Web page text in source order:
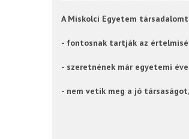
A Miskolci Egyetem
- fontosnak tartják az
- szeretnének már egyetemi
- nem vetik meg a jó